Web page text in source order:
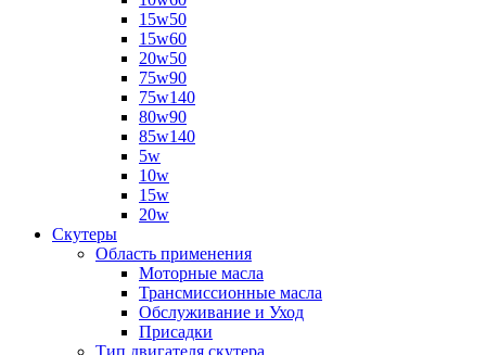
15w50
15w60
20w50
75w90
75w140
80w90
85w140
5w
10w
15w
20w
Скутеры
Область применения
Моторные масла
Трансмиссионные масла
Обслуживание и Уход
Присадки
Тип двигателя скутера